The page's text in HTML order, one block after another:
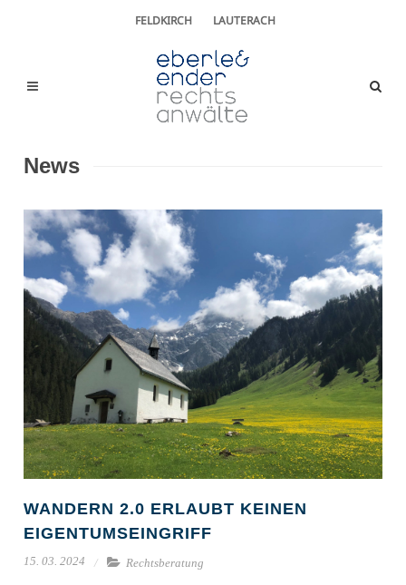
FELDKIRCH LAUTERACH
News
WANDERN 2.0 ERLAUBT KEINEN
EIGENTUMSEINGRIFF
15. 03. 2024 Rechtsberatung